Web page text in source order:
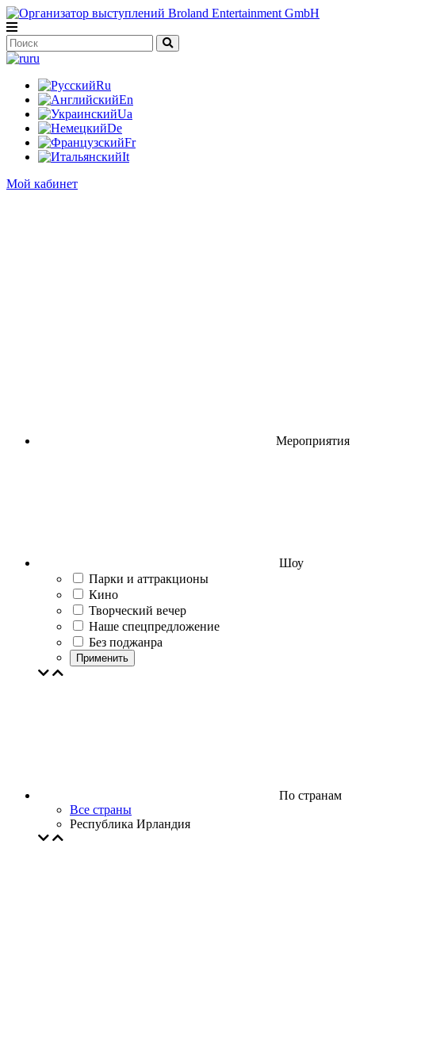
ru
Ru
En
Ua
De
Fr
It
Мой кабинет
Мероприятия
Шоу
Парки и аттракционы
Кино
Творческий вечер
Наше спецпредложение
Без поджанра
Применить
По странам
Все страны
Республика Ирландия